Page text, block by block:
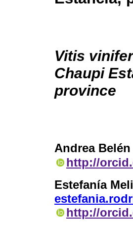
Vitis
Chaupi
province
Andrea
http://
Estefanía
http://